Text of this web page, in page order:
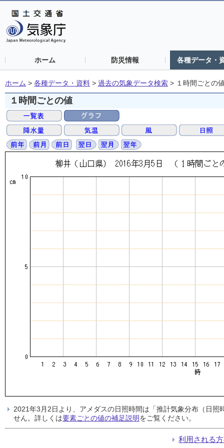
ホーム 防災情報 各種データ・
ホーム > 各種データ・資料 > 過去の気象データ検索 > １時間ごとの
１時間ごとの値
2021年3月2日より、アメダスの日照時間は「推計気象分布（日
せん。詳しくは要素ごとの値の補足説明をご覧ください。
利用される